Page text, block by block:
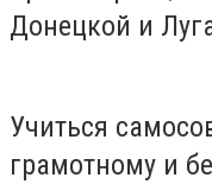
Донецкой и
Учиться
грамотному и